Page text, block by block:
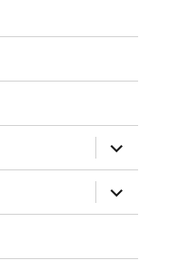
mở
rộng
trình
đơn
con
mở
rộng
trình